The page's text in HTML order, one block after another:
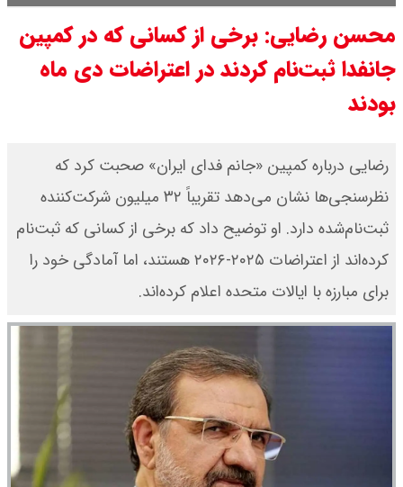
محسن رضایی: برخی از کسانی که در کمپین
جانفدا ثبت‌نام کردند در اعتراضات دی ماه
بودند
رضایی درباره کمپین «جانم فدای ایران» صحبت کرد که
نظرسنجی‌ها نشان می‌دهد تقریباً ۳۲ میلیون شرکت‌کننده
ثبت‌نام‌شده دارد. او توضیح داد که برخی از کسانی که ثبت‌نام
کرده‌اند از اعتراضات ۲۰۲۵-۲۰۲۶ هستند، اما آمادگی خود را
برای مبارزه با ایالات متحده اعلام کرده‌اند.